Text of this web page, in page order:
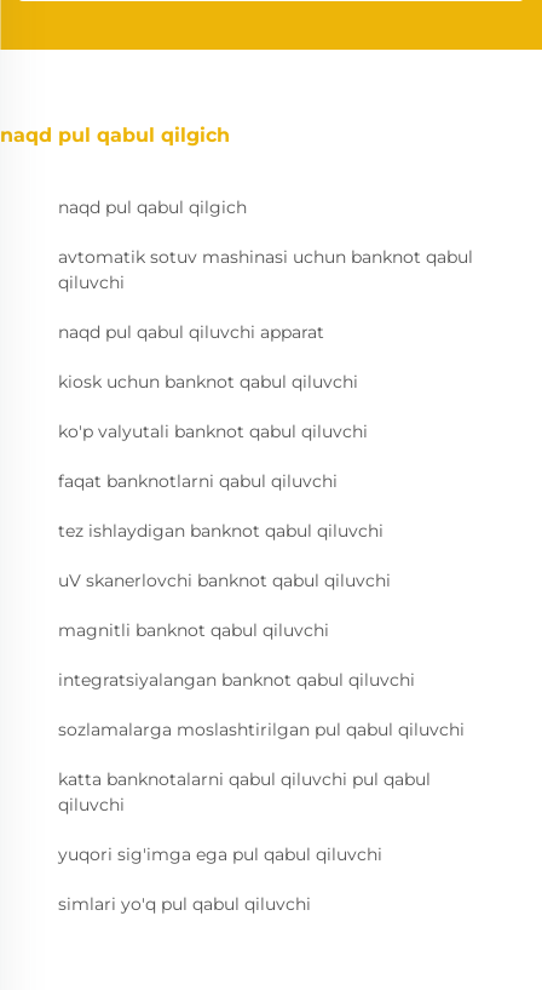
naqd pul qabul qilgich
naqd pul qabul qilgich
avtomatik sotuv mashinasi uchun banknot qabul
qiluvchi
naqd pul qabul qiluvchi apparat
kiosk uchun banknot qabul qiluvchi
ko'p valyutali banknot qabul qiluvchi
faqat banknotlarni qabul qiluvchi
tez ishlaydigan banknot qabul qiluvchi
uV skanerlovchi banknot qabul qiluvchi
magnitli banknot qabul qiluvchi
integratsiyalangan banknot qabul qiluvchi
sozlamalarga moslashtirilgan pul qabul qiluvchi
katta banknotalarni qabul qiluvchi pul qabul
qiluvchi
yuqori sig'imga ega pul qabul qiluvchi
simlari yo'q pul qabul qiluvchi